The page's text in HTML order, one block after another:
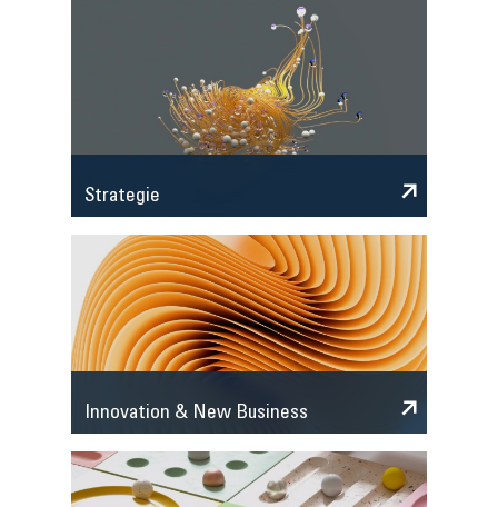
Strategie
Innovation & New Business